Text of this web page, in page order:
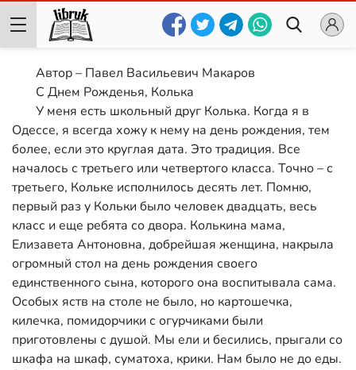
Автор – Павел Васильевич Макаров
С Днем Рожденья, Колька
У меня есть школьный друг Колька. Когда я в
Одессе, я всегда хожу к нему на день рождения, тем
более, если это круглая дата. Это традиция. Все
началось с третьего или четвертого класса. Точно – с
третьего, Кольке исполнилось десять лет. Помню,
первый раз у Кольки было человек двадцать, весь
класс и еще ребята со двора. Колькина мама,
Елизавета Антоновна, добрейшая женщина, накрыла
огромный стол на день рождения своего
единственного сына, которого она воспитывала сама.
Особых яств на столе не было, но картошечка,
килечка, помидорчики с огурчиками были
приготовлены с душой. Мы ели и бесились, прыгали со
шкафа на шкаф, суматоха, крики. Нам было не до еды.